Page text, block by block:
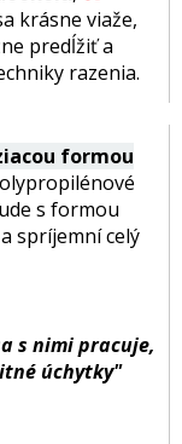
krásne viaže,
predĺžiť a
razenia.
formou
s formou
spríjemní celý
s nimi pracuje,
úchytky"